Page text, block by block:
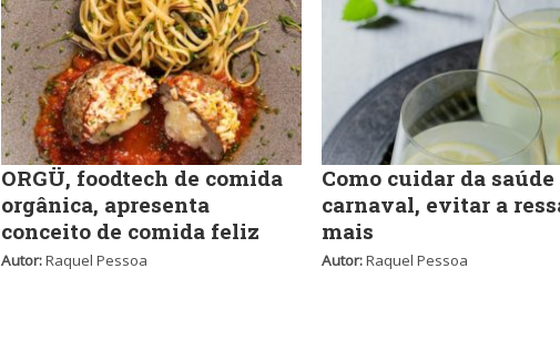
ORGÜ, foodtech de comida
orgânica, apresenta
conceito de comida feliz
Autor:Raquel Pessoa
Como cuidar da saúde
carnaval, evitar a
mais
Autor:Raquel Pessoa